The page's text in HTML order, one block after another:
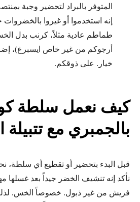
المتوفر بالبراد لتحضير وجبة
إنه استخدموا أو غيروا
طماطم عادية مثلاً، كرنب بدل
أرجوكم من غير خاص ايسبرغ)،
خيار. على ذوقكم.
كيف نعمل سلطة
بالجمبري مع تتبيلة
قبل البدء بتحضير أو تقطيع أي سلطة،
نأكد إنه تنشيف الخضر جيداً بعد غسلها
فريش من غير ذبول. خصوصاً الخس.